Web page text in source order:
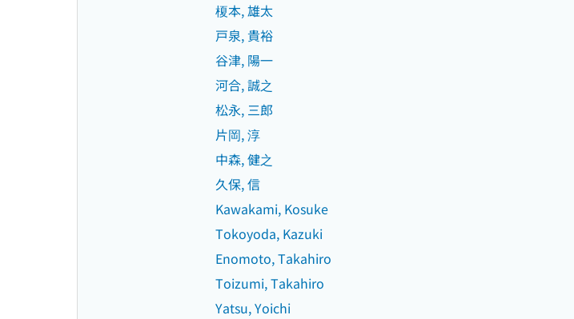
榎本, 雄太
戸泉, 貴裕
谷津, 陽一
河合, 誠之
松永, 三郎
片岡, 淳
中森, 健之
久保, 信
Kawakami, Kosuke
Tokoyoda, Kazuki
Enomoto, Takahiro
Toizumi, Takahiro
Yatsu, Yoichi